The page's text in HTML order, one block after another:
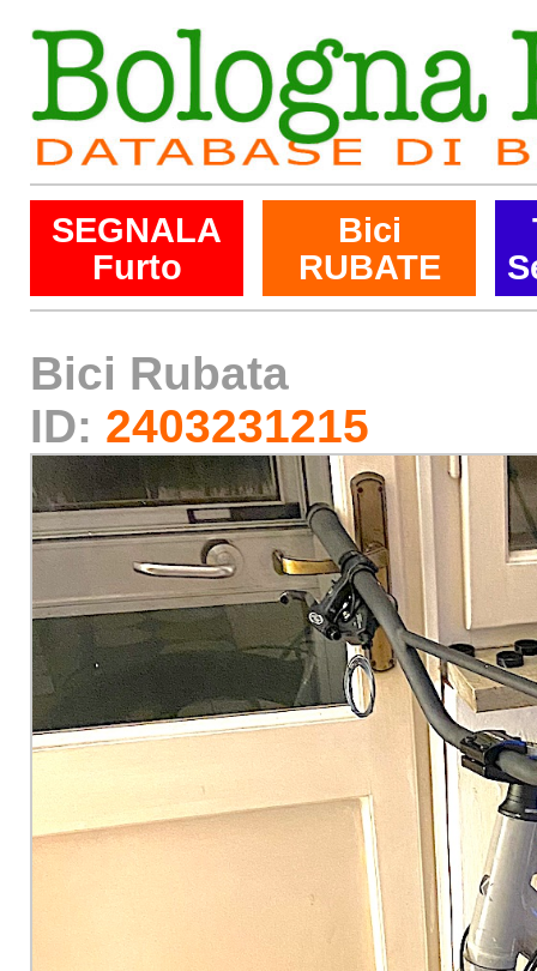
SEGNALA
Furto
Bici
RUBATE
Bici Rubata
ID: 2403231215